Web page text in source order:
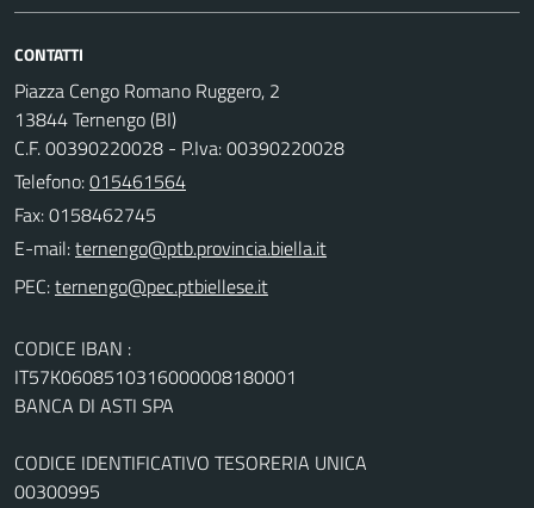
CONTATTI
Piazza Cengo Romano Ruggero, 2
13844 Ternengo (BI)
C.F. 00390220028 - P.Iva: 00390220028
Telefono:015461564
Fax: 0158462745
E-mail:
PEC:
CODICE IBAN :
IT57K0608510316000008180001
BANCA DI ASTI SPA
CODICE IDENTIFICATIVO TESORERIA UNICA
00300995